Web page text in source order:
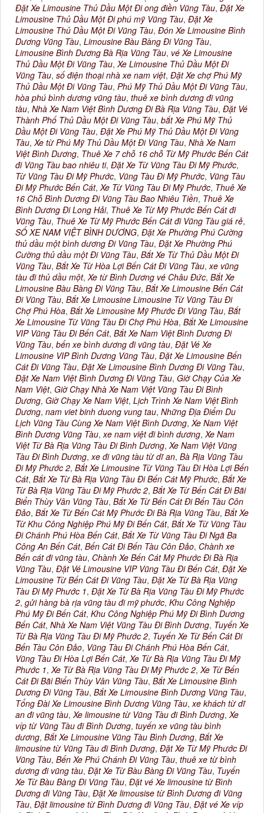
Đặt Xe Limousine Thủ Dầu Một Đi ong điền Vũng Tàu, Đặt Xe
Limousine Thủ Dầu Một Đi phú mỹ Vũng Tàu, Đặt Xe
Limousine Thủ Dầu Một Đi Vũng Tàu, Đón Xe Limousine Bình
Dương Vũng Tàu, Limousine Bàu Bàng Đi Vũng Tàu,
Limousine Bình Dương Bà Rịa Vũng Tàu, vé Xe Limousine
Thủ Dầu Một Đi Vũng Tàu,Xe Limousine Thủ Dầu Một Đi
Vũng Tàu, số điện thoại nhà xe nam việt, Đặt Xe chợ Phú Mỹ
Thủ Dầu Một Đi Vũng Tàu, Phú Mỹ Thủ Dầu Một Đi Vũng Tàu,
hòa phú bình dương vũng tàu, thuê xe bình dương đi vũng
tàu, Nhà Xe Nam Việt Bình Dương Đi Bà Rịa Vũng Tàu, Đặt Vé
Thành Phố Thủ Dầu Một Đi Vũng Tàu, bắt Xe Phú Mỹ Thủ
Dầu Một Đi Vũng Tàu, Đặt Xe Phú Mỹ Thủ Dầu Một Đi Vũng
Tàu,Xe từ Phú Mỹ Thủ Dầu Một Đi Vũng Tàu, Nhà Xe Nam
Việt Bình Dương, Thuê Xe 7 chỗ 16 chỗ Từ Mỹ Phước Bến Cát
đi Vũng Tàu bao nhiêu ti, Đặt Xe Từ Vũng Tàu Đi Mỹ Phước,
Từ Vũng Tàu Đi Mỹ Phước, Vũng Tàu Đi Mỹ Phước, Vũng Tàu
Đi Mỹ Phước Bến Cát,Xe Từ Vũng Tàu Đi Mỹ Phước, Thuê Xe
16 Chỗ Bình Dương Đi Vũng Tàu Bao Nhiêu Tiền, Thuê Xe
Bình Dương Đi Long Hải, Thuê Xe Từ Mỹ Phước Bến Cát đi
Vũng Tàu, Thuê Xe Từ Mỹ Phước Bến Cát đi Vũng Tàu giá rẻ,
SỐ XE NAM VIỆT BÌNH DƯƠNG, Đặt Xe Phường Phú Cường
thủ dầu một bình dương Đi Vũng Tàu, Đặt Xe Phường Phú
Cường thủ dầu một Đi Vũng Tàu, Bắt Xe Từ Thủ Dầu Một Đi
Vũng Tàu, Bắt Xe Từ Hòa Lợi Bến Cát Đi Vũng Tàu,xe vũng
tàu đi thủ dầu một,Xe từ Bình Dương vé Châu Đức, Bắt Xe
Limousine Bàu Bàng Đi Vũng Tàu, Bắt Xe Limousine Bến Cát
Đi Vũng Tàu, Bắt Xe Limousine Limousine Từ Vũng Tàu Đi
Chợ Phú Hòa, Bắt Xe Limousine Mỹ Phước Đi Vũng Tàu, Bắt
Xe Limousine Từ Vũng Tàu Đi Chợ Phú Hòa, Bắt Xe Limousine
VIP Vũng Tàu Đi Bến Cát, Bắt Xe Nam Việt Bình Dương Đi
Vũng Tàu, bến xe bình dương đi vũng tàu, Đặt Vé Xe
Limousine VIP Bình Dương Vũng Tàu, Đặt Xe Limousine Bến
Cát Đi Vũng Tàu, Đặt Xe Limousine Bình Dương Đi Vũng Tàu,
Đặt Xe Nam Việt Bình Dương Đi Vũng Tàu, Giờ Chạy Của Xe
Nam Việt, Giờ Chạy Nhà Xe Nam Việt Vũng Tàu Đi Bình
Dương, Giờ Chạy Xe Nam Việt, Lịch Trình Xe Nam Việt Bình
Dương, nam viet binh duong vung tau, Những Địa Điểm Du
Lịch Vũng Tàu Cùng Xe Nam Việt Bình Dương,Xe Nam Việt
Bình Dương Vũng Tàu,xe nam việt đi bình dương,Xe Nam
Việt Từ Bà Rịa Vũng Tàu Đi Bình Dương,Xe Nam Việt Vũng
Tàu Đi Bình Dương,xe đi vũng tàu từ dĩ an, Bà Rịa Vũng Tàu
Đi Mỹ Phước 2, Bắt Xe Limousine Từ Vũng Tàu Đi Hòa Lợi Bến
Cát, Bắt Xe Từ Bà Rịa Vũng Tàu Đi Bến Cát Mỹ Phước, Bắt Xe
Từ Bà Rịa Vũng Tàu Đi Mỹ Phước 2, Bắt Xe Từ Bến Cát Đi Bãi
Biển Thùy Vân Vũng Tàu, Bắt Xe Từ Bến Cát Đi Bến Tàu Côn
Đảo, Bắt Xe Từ Bến Cát Mỹ Phước Đi Bà Rịa Vũng Tàu, Bắt Xe
Từ Khu Công Nghiệp Phú Mỹ Đi Bến Cát, Bắt Xe Từ Vũng Tàu
Đi Chánh Phú Hòa Bến Cát, Bắt Xe Từ Vũng Tàu Đi Ngã Ba
Công An Bến Cát, Bến Cát Đi Bến Tàu Côn Đảo, Chành xe
Bến cát đi vũng tàu, Chành Xe Bến Cát Mỹ Phước Đi Bà Rịa
Vũng Tàu, Đặt Vé Limousine VIP Vũng Tàu Đi Bến Cát, Đặt Xe
Limousine Từ Bến Cát Đi Vũng Tàu, Đặt Xe Từ Bà Rịa Vũng
Tàu Đi Mỹ Phước 1, Đặt Xe Từ Bà Rịa Vũng Tàu Đi Mỹ Phước
2, gửi hàng bà rịa vũng tàu đi mỹ phước, Khu Công Nghiệp
Phú Mỹ Đi Bến Cát, Khu Công Nghiệp Phú Mỹ Đi Bình Dương
Bến Cát, Nhà Xe Nam Việt Vũng Tàu Đi Bình Dương, Tuyến Xe
Từ Bà Rịa Vũng Tàu Đi Mỹ Phước 2, Tuyến Xe Từ Bến Cát Đi
Bến Tàu Côn Đảo, Vũng Tàu Đi Chánh Phú Hòa Bến Cát,
Vũng Tàu Đi Hòa Lợi Bến Cát,Xe Từ Bà Rịa Vũng Tàu Đi Mỹ
Phước 1,Xe Từ Bà Rịa Vũng Tàu Đi Mỹ Phước 2,Xe Từ Bến
Cát Đi Bãi Biển Thùy Vân Vũng Tàu, Bắt Xe Limousine Bình
Dương Đi Vũng Tàu, Bắt Xe Limousine Bình Dương Vũng Tàu,
Tổng Đài Xe Limousine Bình Dương Vũng Tàu,xe khách từ dĩ
an đi vũng tàu,Xe limousine từ Vũng Tàu đi Bình Dương,Xe
víp từ Vũng Tàu đi Bình Dương, tuyến xe vũng tàu bình
dương, Bắt Xe Limousine Vũng Tàu Bình Dương, Bắt Xe
limousine từ Vũng Tàu đi Bình Dương, Đặt Xe Từ Mỹ Phước Đi
Vũng Tàu, Bến Xe Phú Chánh Đi Vũng Tàu, thuê xe từ bình
dương đi vũng tàu, Đặt Xe Từ Bàu Bàng Đi Vũng Tàu, Tuyến
Xe Từ Bàu Bàng Đi Vũng Tàu, Đặt vé Xe limousine từ Bình
Dương đi Vũng Tàu, Đặt Xe limousise từ Bình Dương đi Vũng
Tàu, Đặt limousine từ Bình Dương đi Vũng Tàu, Đặt vé Xe víp